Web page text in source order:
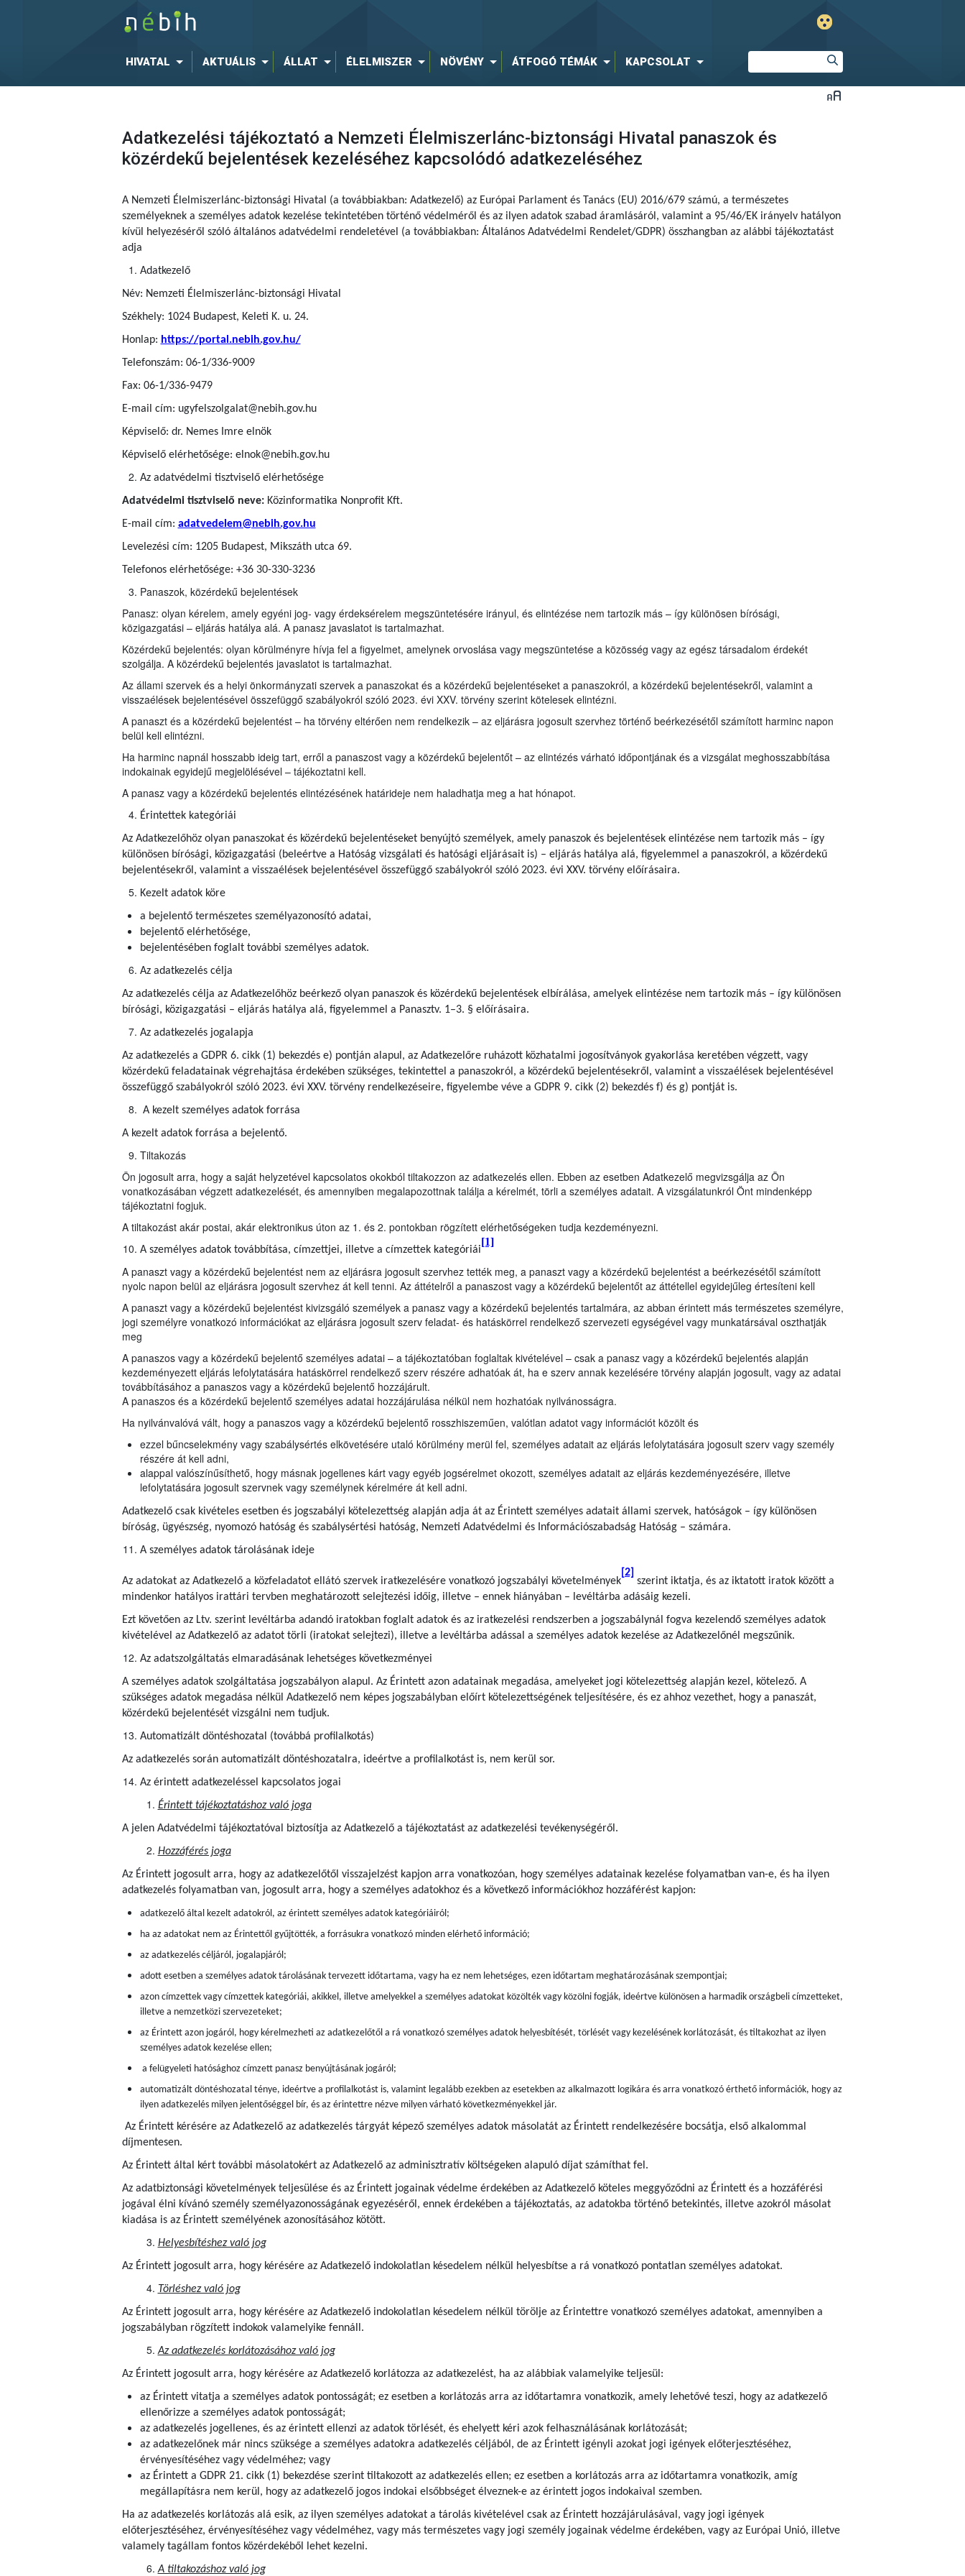
HIVATAL AKTUÁLIS ÁLLAT ÉLELMISZER NÖVÉNY ÁTFOGÓ TÉMÁK KAPCSOLAT
Adatkezelési tájékoztató a Nemzeti Élelmiszerlánc-biztonsági Hivatal panaszok és
közérdekű bejelentések kezeléséhez kapcsolódó adatkezeléséhez
A Nemzeti Élelmiszerlánc-biztonsági Hivatal (a továbbiakban: Adatkezelő) az Európai Parlament és Tanács (EU) 2016/679 számú, a természetes
személyeknek a személyes adatok kezelése tekintetében történő védelméről és az ilyen adatok szabad áramlásáról, valamint a 95/46/EK irányelv hatályon
kívül helyezéséről szóló általános adatvédelmi rendeletével (a továbbiakban: Általános Adatvédelmi Rendelet/GDPR) összhangban az alábbi tájékoztatást
adja
Adatkezelő
Név: Nemzeti Élelmiszerlánc-biztonsági Hivatal
Székhely: 1024 Budapest, Keleti K. u. 24.
Honlap: https://portal.nebih.gov.hu/
Telefonszám: 06-1/336-9009
Fax: 06-1/336-9479
E-mail cím: ugyfelszolgalat@nebih.gov.hu
Képviselő: dr. Nemes Imre elnök
Képviselő elérhetősége: elnok@nebih.gov.hu
Az adatvédelmi tisztviselő elérhetősége
Adatvédelmi tisztviselő neve:Közinformatika Nonprofit Kft.
E-mail cím: adatvedelem@nebih.gov.hu
Levelezési cím: 1205 Budapest, Mikszáth utca 69.
Telefonos elérhetősége: +36 30-330-3236
Panaszok, közérdekű bejelentések
Panasz: olyan kérelem, amely egyéni jog- vagy érdeksérelem megszüntetésére irányul, és elintézése nem tartozik más – így különösen bírósági,
közigazgatási – eljárás hatálya alá. A panasz javaslatot is tartalmazhat.
Közérdekű bejelentés: olyan körülményre hívja fel a figyelmet, amelynek orvoslása vagy megszüntetése a közösség vagy az egész társadalom érdekét
szolgálja. A közérdekű bejelentés javaslatot is tartalmazhat.
Az állami szervek és a helyi önkormányzati szervek a panaszokat és a közérdekű bejelentéseket a panaszokról, a közérdekű bejelentésekről, valamint a
visszaélések bejelentésével összefüggő szabályokról szóló 2023. évi XXV. törvény szerint kötelesek elintézni.
A panaszt és a közérdekű bejelentést – ha törvény eltérően nem rendelkezik – az eljárásra jogosult szervhez történő beérkezésétől számított harminc napon
belül kell elintézni.
Ha harminc napnál hosszabb ideig tart, erről a panaszost vagy a közérdekű bejelentőt – az elintézés várható időpontjának és a vizsgálat meghosszabbítása
indokainak egyidejű megjelölésével – tájékoztatni kell.
A panasz vagy a közérdekű bejelentés elintézésének határideje nem haladhatja meg a hat hónapot.
Érintettek kategóriái
Az Adatkezelőhöz olyan panaszokat és közérdekű bejelentéseket benyújtó személyek, amely panaszok és bejelentések elintézése nem tartozik más – így
különösen bírósági, közigazgatási (beleértve a Hatóság vizsgálati és hatósági eljárásait is) – eljárás hatálya alá, figyelemmel a panaszokról, a közérdekű
bejelentésekről, valamint a visszaélések bejelentésével összefüggő szabályokról szóló 2023. évi XXV. törvény előírásaira.
Kezelt adatok köre
a bejelentő természetes személyazonosító adatai,
bejelentő elérhetősége,
bejelentésében foglalt további személyes adatok.
Az adatkezelés célja
Az adatkezelés célja az Adatkezelőhöz beérkező olyan panaszok és közérdekű bejelentések elbírálása, amelyek elintézése nem tartozik más – így különösen
bírósági, közigazgatási – eljárás hatálya alá, figyelemmel a Panasztv. 1–3. § előírásaira.
Az adatkezelés jogalapja
Az adatkezelés a GDPR 6. cikk (1) bekezdés e) pontján alapul, az Adatkezelőre ruházott közhatalmi jogosítványok gyakorlása keretében végzett, vagy
közérdekű feladatainak végrehajtása érdekében szükséges, tekintettel a panaszokról, a közérdekű bejelentésekről, valamint a visszaélések bejelentésével
összefüggő szabályokról szóló 2023. évi XXV. törvény rendelkezéseire, figyelembe véve a GDPR 9. cikk (2) bekezdés f) és g) pontját is.
A kezelt személyes adatok forrása
A kezelt adatok forrása a bejelentő.
Tiltakozás
Ön jogosult arra, hogy a saját helyzetével kapcsolatos okokból tiltakozzon az adatkezelés ellen. Ebben az esetben Adatkezelő megvizsgálja az Ön
vonatkozásában végzett adatkezelését, és amennyiben megalapozottnak találja a kérelmét, törli a személyes adatait. A vizsgálatunkról Önt mindenképp
tájékoztatni fogjuk.
A tiltakozást akár postai, akár elektronikus úton az 1. és 2. pontokban rögzített elérhetőségeken tudja kezdeményezni.
A személyes adatok továbbítása, címzettjei, illetve a címzettek kategóriái
[1]
A panaszt vagy a közérdekű bejelentést nem az eljárásra jogosult szervhez tették meg, a panaszt vagy a közérdekű bejelentést a beérkezésétől számított
nyolc napon belül az eljárásra jogosult szervhez át kell tenni. Az áttételről a panaszost vagy a közérdekű bejelentőt az áttétellel egyidejűleg értesíteni kell
A panaszt vagy a közérdekű bejelentést kivizsgáló személyek a panasz vagy a közérdekű bejelentés tartalmára, az abban érintett más természetes személyre,
jogi személyre vonatkozó információkat az eljárásra jogosult szerv feladat- és hatáskörrel rendelkező szervezeti egységével vagy munkatársával oszthatják
meg
A panaszos vagy a közérdekű bejelentő személyes adatai – a tájékoztatóban foglaltak kivételével – csak a panasz vagy a közérdekű bejelentés alapján
kezdeményezett eljárás lefolytatására hatáskörrel rendelkező szerv részére adhatóak át, ha e szerv annak kezelésére törvény alapján jogosult, vagy az adatai
továbbításához a panaszos vagy a közérdekű bejelentő hozzájárult.
A panaszos és a közérdekű bejelentő személyes adatai hozzájárulása nélkül nem hozhatóak nyilvánosságra.
Ha nyilvánvalóvá vált, hogy a panaszos vagy a közérdekű bejelentő rosszhiszeműen, valótlan adatot vagy információt közölt és
ezzel bűncselekmény vagy szabálysértés elkövetésére utaló körülmény merül fel, személyes adatait az eljárás lefolytatására jogosult szerv vagy személy
részére át kell adni,
alappal valószínűsíthető, hogy másnak jogellenes kárt vagy egyéb jogsérelmet okozott, személyes adatait az eljárás kezdeményezésére, illetve
lefolytatására jogosult szervnek vagy személynek kérelmére át kell adni.
Adatkezelő csak kivételes esetben és jogszabályi kötelezettség alapján adja át az Érintett személyes adatait állami szervek, hatóságok – így különösen
bíróság, ügyészség, nyomozó hatóság és szabálysértési hatóság, Nemzeti Adatvédelmi és Információszabadság Hatóság – számára.
A személyes adatok tárolásának ideje
Az adatokat az Adatkezelő a közfeladatot ellátó szervek iratkezelésére vonatkozó jogszabályi követelmények
[2]
szerint iktatja, és az iktatott iratok között a
mindenkor hatályos irattári tervben meghatározott selejtezési időig, illetve – ennek hiányában – levéltárba adásáig kezeli.
Ezt követően az Ltv. szerint levéltárba adandó iratokban foglalt adatok és az iratkezelési rendszerben a jogszabálynál fogva kezelendő személyes adatok
kivételével az Adatkezelő az adatot törli (iratokat selejtezi), illetve a levéltárba adással a személyes adatok kezelése az Adatkezelőnél megszűnik.
Az adatszolgáltatás elmaradásának lehetséges következményei
A személyes adatok szolgáltatása jogszabályon alapul. Az Érintett azon adatainak megadása, amelyeket jogi kötelezettség alapján kezel, kötelező. A
szükséges adatok megadása nélkül Adatkezelő nem képes jogszabályban előírt kötelezettségének teljesítésére, és ez ahhoz vezethet, hogy a panaszát,
közérdekű bejelentését vizsgálni nem tudjuk.
Automatizált döntéshozatal (továbbá profilalkotás)
Az adatkezelés során automatizált döntéshozatalra, ideértve a profilalkotást is, nem kerül sor.
Az érintett adatkezeléssel kapcsolatos jogai
Érintett tájékoztatáshoz való joga
A jelen Adatvédelmi tájékoztatóval biztosítja az Adatkezelő a tájékoztatást az adatkezelési tevékenységéről.
Hozzáférés joga
Az Érintett jogosult arra, hogy az adatkezelőtől visszajelzést kapjon arra vonatkozóan, hogy személyes adatainak kezelése folyamatban van-e, és ha ilyen
adatkezelés folyamatban van, jogosult arra, hogy a személyes adatokhoz és a következő információkhoz hozzáférést kapjon:
adatkezelő által kezelt adatokról, az érintett személyes adatok kategóriáiról;
ha az adatokat nem az Érintettől gyűjtötték, a forrásukra vonatkozó minden elérhető információ;
az adatkezelés céljáról, jogalapjáról;
adott esetben a személyes adatok tárolásának tervezett időtartama, vagy ha ez nem lehetséges, ezen időtartam meghatározásának szempontjai;
azon címzettek vagy címzettek kategóriái, akikkel, illetve amelyekkel a személyes adatokat közölték vagy közölni fogják, ideértve különösen a harmadik országbeli címzetteket,
illetve a nemzetközi szervezeteket;
az Érintett azon jogáról, hogy kérelmezheti az adatkezelőtől a rá vonatkozó személyes adatok helyesbítését, törlését vagy kezelésének korlátozását, és tiltakozhat az ilyen
személyes adatok kezelése ellen;
a felügyeleti hatósághoz címzett panasz benyújtásának jogáról;
automatizált döntéshozatal ténye, ideértve a profilalkotást is, valamint legalább ezekben az esetekben az alkalmazott logikára és arra vonatkozó érthető információk, hogy az
ilyen adatkezelés milyen jelentőséggel bír, és az érintettre nézve milyen várható következményekkel jár.
Az Érintett kérésére az Adatkezelő az adatkezelés tárgyát képező személyes adatok másolatát az Érintett rendelkezésére bocsátja, első alkalommal
díjmentesen.
Az Érintett által kért további másolatokért az Adatkezelő az adminisztratív költségeken alapuló díjat számíthat fel.
Az adatbiztonsági követelmények teljesülése és az Érintett jogainak védelme érdekében az Adatkezelő köteles meggyőződni az Érintett és a hozzáférési
jogával élni kívánó személy személyazonosságának egyezéséről, ennek érdekében a tájékoztatás, az adatokba történő betekintés, illetve azokról másolat
kiadása is az Érintett személyének azonosításához kötött.
Helyesbítéshez való jog
Az Érintett jogosult arra, hogy kérésére az Adatkezelő indokolatlan késedelem nélkül helyesbítse a rá vonatkozó pontatlan személyes adatokat.
Törléshez való jog
Az Érintett jogosult arra, hogy kérésére az Adatkezelő indokolatlan késedelem nélkül törölje az Érintettre vonatkozó személyes adatokat, amennyiben a
jogszabályban rögzített indokok valamelyike fennáll.
Az adatkezelés korlátozásához való jog
Az Érintett jogosult arra, hogy kérésére az Adatkezelő korlátozza az adatkezelést, ha az alábbiak valamelyike teljesül:
az Érintett vitatja a személyes adatok pontosságát; ez esetben a korlátozás arra az időtartamra vonatkozik, amely lehetővé teszi, hogy az adatkezelő
ellenőrizze a személyes adatok pontosságát;
az adatkezelés jogellenes, és az érintett ellenzi az adatok törlését, és ehelyett kéri azok felhasználásának korlátozását;
az adatkezelőnek már nincs szüksége a személyes adatokra adatkezelés céljából, de az Érintett igényli azokat jogi igények előterjesztéséhez,
érvényesítéséhez vagy védelméhez; vagy
az Érintett a GDPR 21. cikk (1) bekezdése szerint tiltakozott az adatkezelés ellen; ez esetben a korlátozás arra az időtartamra vonatkozik, amíg
megállapításra nem kerül, hogy az adatkezelő jogos indokai elsőbbséget élveznek-e az érintett jogos indokaival szemben.
Ha az adatkezelés korlátozás alá esik, az ilyen személyes adatokat a tárolás kivételével csak az Érintett hozzájárulásával, vagy jogi igények
előterjesztéséhez, érvényesítéséhez vagy védelméhez, vagy más természetes vagy jogi személy jogainak védelme érdekében, vagy az Európai Unió, illetve
valamely tagállam fontos közérdekéből lehet kezelni.
A tiltakozáshoz való jog